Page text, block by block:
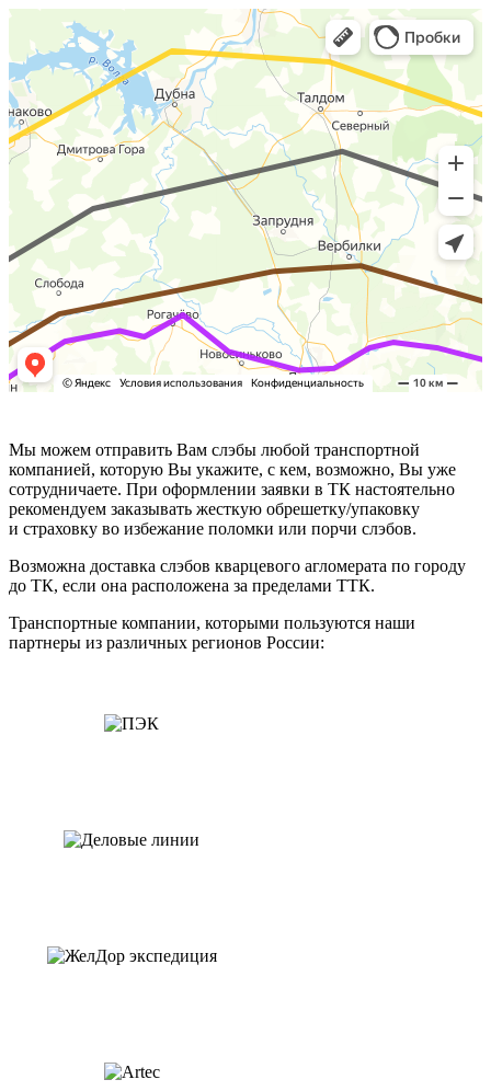
Мы можем отправить Вам слэбы любой транспортной
компанией, которую Вы укажите, с кем, возможно, Вы уже
сотрудничаете. При оформлении заявки в ТК настоятельно
рекомендуем заказывать жесткую обрешетку/упаковку
и страховку во избежание поломки или порчи слэбов.
Возможна доставка слэбов кварцевого агломерата по городу
до ТК, если она расположена за пределами ТТК.
Транспортные компании, которыми пользуются наши
партнеры из различных регионов России: